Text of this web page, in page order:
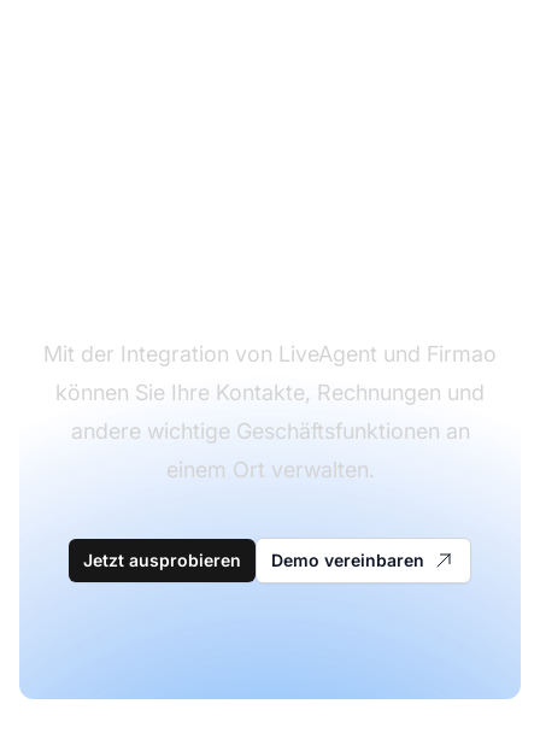
Mit der Integration von LiveAgent und Firmao
können Sie Ihre Kontakte, Rechnungen und
andere wichtige Geschäftsfunktionen an
einem Ort verwalten.
Jetzt ausprobieren Demo vereinbaren